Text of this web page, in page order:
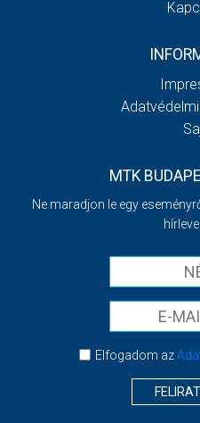
MTK
Ne maradjon le egy
Elfogadom az